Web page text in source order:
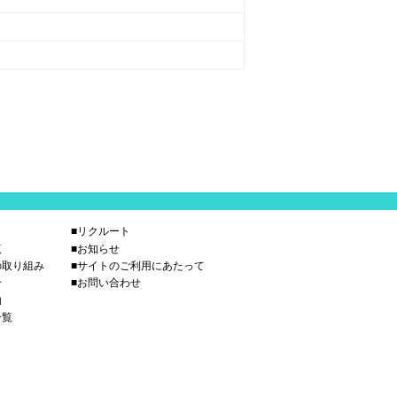
り組み
■リクルート
■お知らせ
■サイトのご利用にあたって
■お問い合わせ